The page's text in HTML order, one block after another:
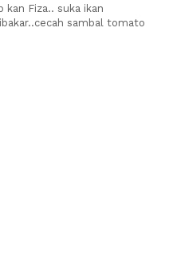
kan Fiza.. suka ikan
sambal tomato